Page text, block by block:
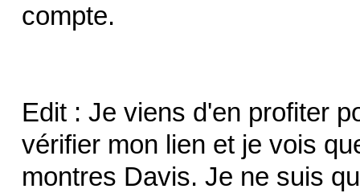
compte.
Edit : Je viens d'en profiter
vérifier mon lien et je vois
montres Davis. Je ne suis